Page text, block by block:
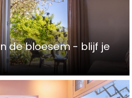
de bloesem - blijf je